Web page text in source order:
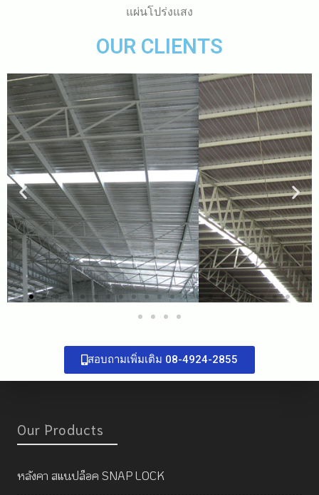
แผ่นโปร่งแสง
OUR CLIENTS
สอบถามเพิ่มเติม 08-4924-2855
Our Products
หลังคา สแนปล็อค SNAP LOCK